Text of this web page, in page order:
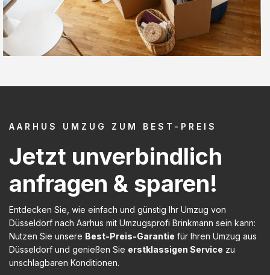
AARHUS UMZUG ZUM BEST-PREIS
Jetzt unverbindlich
anfragen & sparen!
Entdecken Sie, wie einfach und günstig Ihr Umzug von
Düsseldorf nach Aarhus mit Umzugsprofi Brinkmann sein kann:
Nutzen Sie unsere Best-Preis-Garantie für Ihren Umzug aus
Düsseldorf und genießen Sie erstklassigen Service zu
unschlagbaren Konditionen.